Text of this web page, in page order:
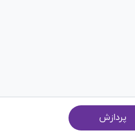
پردازش